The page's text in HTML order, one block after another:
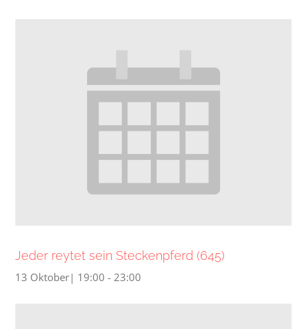
Jeder reytet sein Steckenpferd (645)
13 Oktober| 19:00 - 23:00